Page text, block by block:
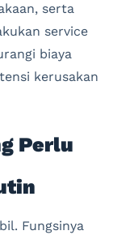
serta
service
biaya
kerusakan
Perlu
Fungsinya